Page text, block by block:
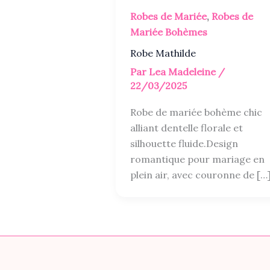
Robes de Mariée, Robes de
Mariée Bohèmes
Robe Mathilde
Par Lea Madeleine /
22/03/2025
Robe de mariée bohème chic
alliant dentelle florale et
silhouette fluide.Design
romantique pour mariage en
plein air, avec couronne de